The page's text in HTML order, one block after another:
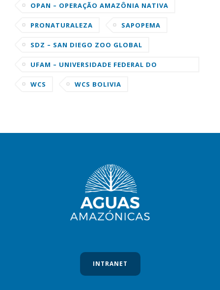
OPAN – OPERAÇÃO AMAZÔNIA NATIVA
PRONATURALEZA SAPOPEMA
SDZ – SAN DIEGO ZOO GLOBAL
UFAM – UNIVERSIDADE FEDERAL DO
WCS
WCS BOLIVIA
INTRANET